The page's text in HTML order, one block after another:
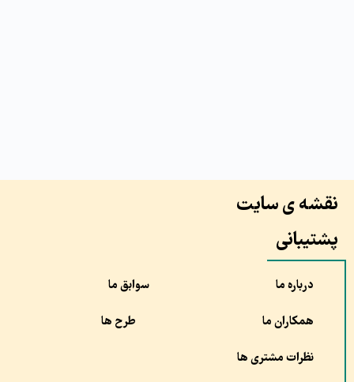
نقشه ی سایت
پشتیبانی
درباره ما سوابق ما
همکاران ما طرح ها
نظرات مشتری ها